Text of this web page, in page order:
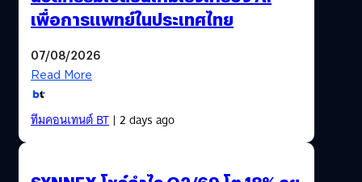
เพื่อการแพทย์ในประเทศไทย
07/08/2026
Read More
ทีมคอนเทนต์ BT| 2 days ago